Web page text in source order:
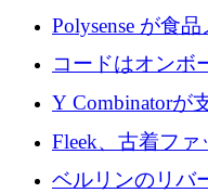
社という記録を
ンブルク
Polysense が食
張するために
コードはオンボ
ス、支払いを統
Y Combinatorが
ップFintoが340
ーではなくミュ
Fleek、古着フ
万ドルを確保
ベルリンのリバ